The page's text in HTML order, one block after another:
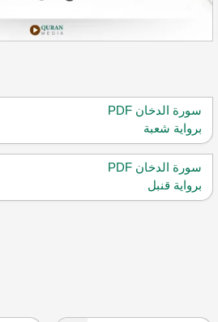
سورة الدخان PDF
برواية شعبة
سورة الدخان PDF
برواية قنبل